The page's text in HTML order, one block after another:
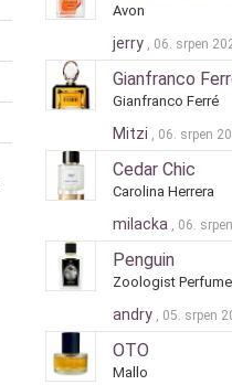
Avon
jerry , 06. srpen
Gianfranco
Gianfranco Ferré
Mitzi , 06. srpen
Cedar Chic
Carolina Herrera
milacka , 06.
Penguin
Zoologist
andry , 05. srpen
OTO
Mallo